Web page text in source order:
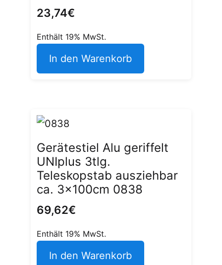
23,74€
Enthält 19% MwSt.
In den Warenkorb
Gerätestiel Alu geriffelt
UNIplus 3tlg.
Teleskopstab ausziehbar
ca. 3x100cm 0838
69,62€
Enthält 19% MwSt.
In den Warenkorb